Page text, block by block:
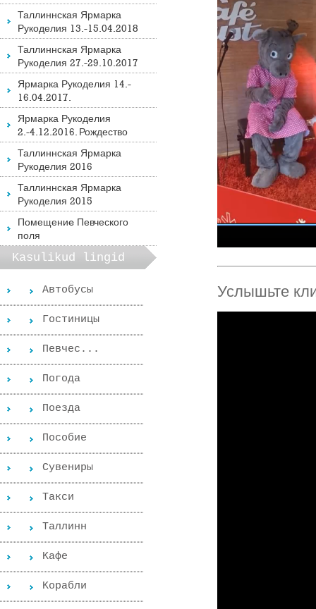
Таллиннская Ярмарка
Рукоделия 13.-15.04.2018
Таллиннская Ярмарка
Рукоделия 27.-29.10.2017
Ярмарка Рукоделия 14.-
16.04.2017.
Ярмарка Рукоделия
2.-4.12.2016. Рождество
Таллиннская Ярмарка
Рукоделия 2016
Таллиннская Ярмарка
Рукоделия 2015
Помещениe Певческого
поля
Kasulikud lingid
Автобусы
Гостиницы
Певчес...
Погода
Поезда
Пособиe
Сувениры
Такси
Таллинн
Kафе
Kорабли
Услышьте